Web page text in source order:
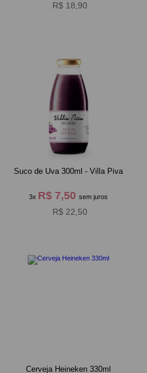
R$ 18,90
Suco de Uva 300ml - Villa Piva
3x R$ 7,50sem juros
R$ 22,50
Cerveja Heineken 330ml